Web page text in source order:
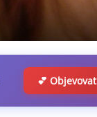
💕 Objevovat